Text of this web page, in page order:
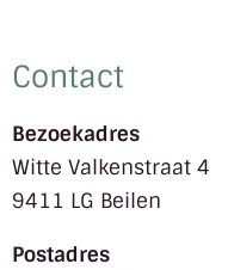
Contact
Bezoekadres
Witte Valkenstraat 4
9411 LG Beilen
Postadres